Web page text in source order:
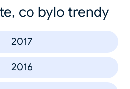
co bylo trendy
2017
2016